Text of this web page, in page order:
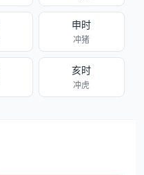
申时
冲猪
亥时
冲虎